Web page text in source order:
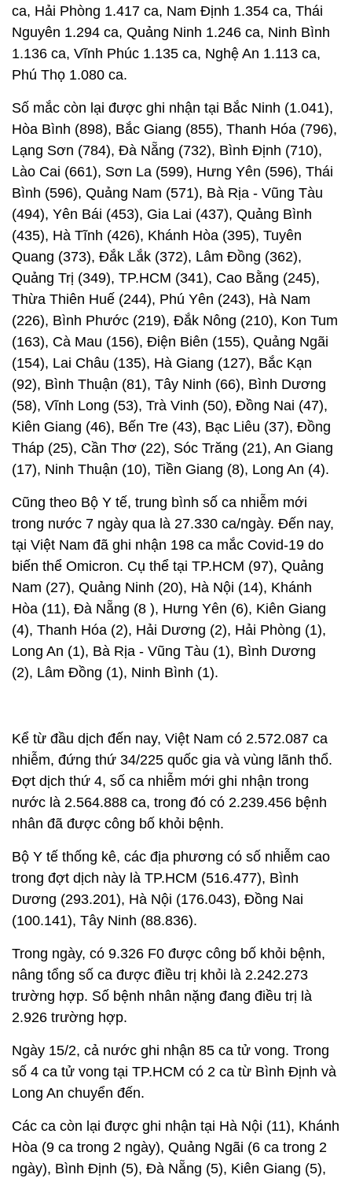
ca, Hải Phòng 1.417 ca, Nam Định 1.354 ca, Thái
Nguyên 1.294 ca, Quảng Ninh 1.246 ca, Ninh Bình
1.136 ca, Vĩnh Phúc 1.135 ca, Nghệ An 1.113 ca,
Phú Thọ 1.080 ca.
Số mắc còn lại được ghi nhận tại Bắc Ninh (1.041),
Hòa Bình (898), Bắc Giang (855), Thanh Hóa (796),
Lạng Sơn (784), Đà Nẵng (732), Bình Định (710),
Lào Cai (661), Sơn La (599), Hưng Yên (596), Thái
Bình (596), Quảng Nam (571), Bà Rịa - Vũng Tàu
(494), Yên Bái (453), Gia Lai (437), Quảng Bình
(435), Hà Tĩnh (426), Khánh Hòa (395), Tuyên
Quang (373), Đắk Lắk (372), Lâm Đồng (362),
Quảng Trị (349), TP.HCM (341), Cao Bằng (245),
Thừa Thiên Huế (244), Phú Yên (243), Hà Nam
(226), Bình Phước (219), Đắk Nông (210), Kon Tum
(163), Cà Mau (156), Điện Biên (155), Quảng Ngãi
(154), Lai Châu (135), Hà Giang (127), Bắc Kạn
(92), Bình Thuận (81), Tây Ninh (66), Bình Dương
(58), Vĩnh Long (53), Trà Vinh (50), Đồng Nai (47),
Kiên Giang (46), Bến Tre (43), Bạc Liêu (37), Đồng
Tháp (25), Cần Thơ (22), Sóc Trăng (21), An Giang
(17), Ninh Thuận (10), Tiền Giang (8), Long An (4).
Cũng theo Bộ Y tế, trung bình số ca nhiễm mới
trong nước 7 ngày qua là 27.330 ca/ngày. Đến nay,
tại Việt Nam đã ghi nhận 198 ca mắc Covid-19 do
biến thể Omicron. Cụ thể tại TP.HCM (97), Quảng
Nam (27), Quảng Ninh (20), Hà Nội (14), Khánh
Hòa (11), Đà Nẵng (8 ), Hưng Yên (6), Kiên Giang
(4), Thanh Hóa (2), Hải Dương (2), Hải Phòng (1),
Long An (1), Bà Rịa - Vũng Tàu (1), Bình Dương
(2), Lâm Đồng (1), Ninh Bình (1).
Kể từ đầu dịch đến nay, Việt Nam có 2.572.087 ca
nhiễm, đứng thứ 34/225 quốc gia và vùng lãnh thổ.
Đợt dịch thứ 4, số ca nhiễm mới ghi nhận trong
nước là 2.564.888 ca, trong đó có 2.239.456 bệnh
nhân đã được công bố khỏi bệnh.
Bộ Y tế thống kê, các địa phương có số nhiễm cao
trong đợt dịch này là TP.HCM (516.477), Bình
Dương (293.201), Hà Nội (176.043), Đồng Nai
(100.141), Tây Ninh (88.836).
Trong ngày, có 9.326 F0 được công bố khỏi bệnh,
nâng tổng số ca được điều trị khỏi là 2.242.273
trường hợp. Số bệnh nhân nặng đang điều trị là